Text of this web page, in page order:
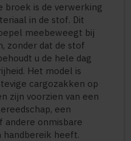
broek is de verwerking
in de stof. Dit
meebeweegt bij
zonder dat de stof
u de hele dag
Het model is
cargozakken op
zijn voorzien van een
een
andere onmisbare
handbereik heeft.